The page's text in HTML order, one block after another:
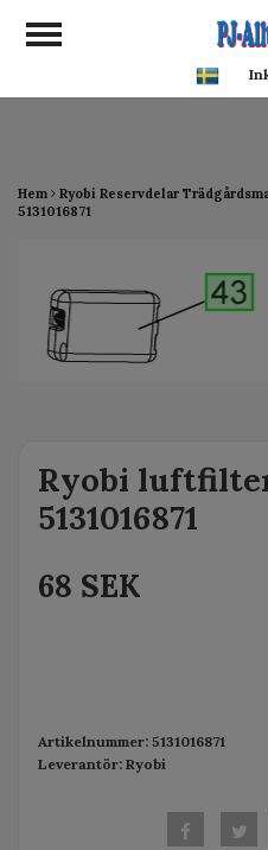
google-site-
Hem Ryobi Reservdelar
5131016871
Ryobi
5131016871
68 SEK
Artikelnummer: 5131016871
Leverantör: Ryobi